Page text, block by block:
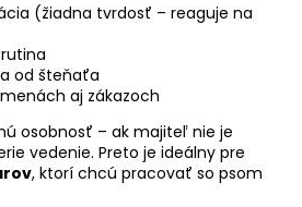
(žiadna tvrdosť – reaguje na
od šteňaťa
aj zákazoch
osobnosť – ak majiteľ nie je
vedenie. Preto je ideálny pre
, ktorí chcú pracovať so psom